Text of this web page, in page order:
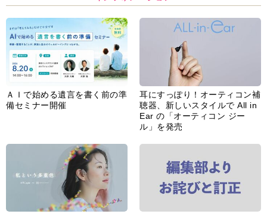
「kikippa イヤホン
あなたのペット自慢を教えてく
【編集部より】公式アドレスの
不正利用について
インフォメーション一覧